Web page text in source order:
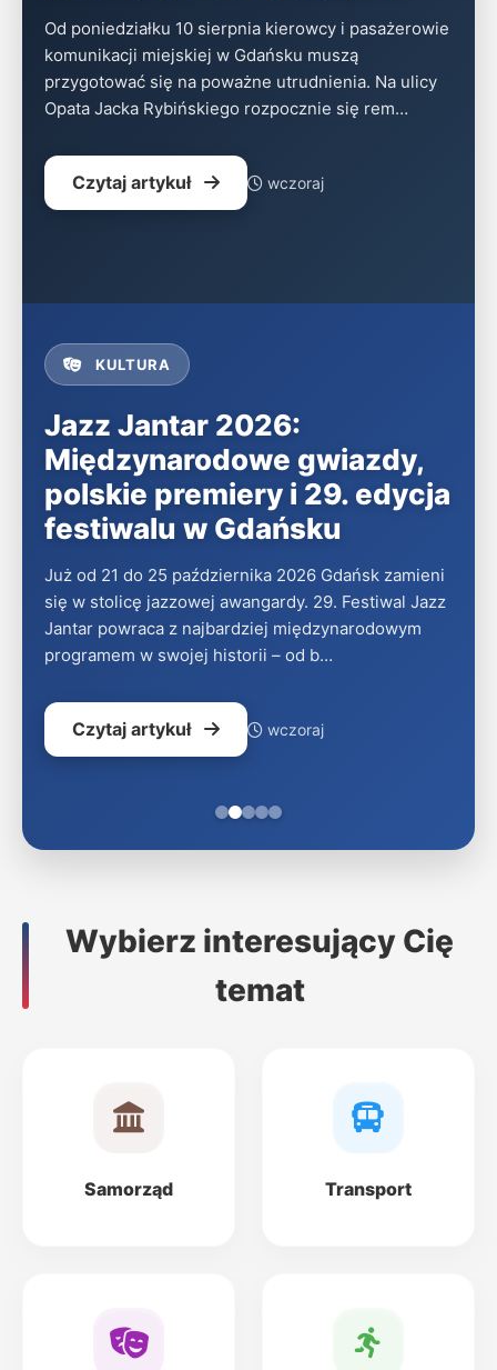
Od poniedziałku 10 sierpnia kierowcy i pasażerowie
komunikacji miejskiej w Gdańsku muszą
przygotować się na poważne utrudnienia. Na ulicy
Opata Jacka Rybińskiego rozpocznie się rem…
Czytaj artykuł wczoraj
KULTURA
Jazz Jantar 2026:
Międzynarodowe gwiazdy,
polskie premiery i 29. edycja
festiwalu w Gdańsku
Już od 21 do 25 października 2026 Gdańsk zamieni
się w stolicę jazzowej awangardy. 29. Festiwal Jazz
Jantar powraca z najbardziej międzynarodowym
programem w swojej historii – od b…
Czytaj artykuł wczoraj
Wybierz interesujący Cię
temat
Samorząd Transport